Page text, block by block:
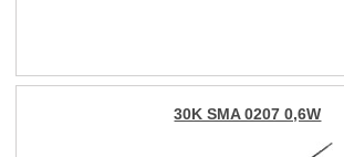
30K SMA 0207 0,6W